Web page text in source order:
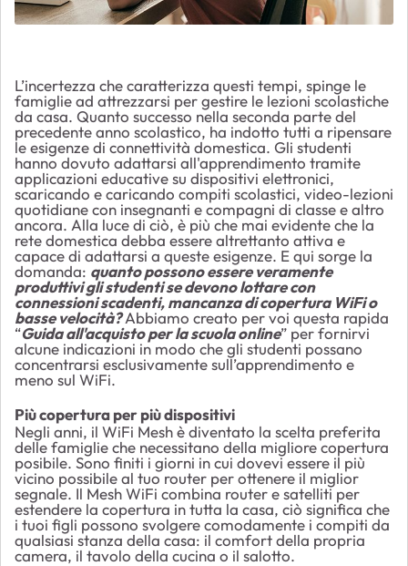
L’incertezza che caratterizza questi tempi, spinge le
famiglie ad attrezzarsi per gestire le lezioni scolastiche
da casa. Quanto successo nella seconda parte del
precedente anno scolastico, ha indotto tutti a ripensare
le esigenze di connettività domestica. Gli studenti
hanno dovuto adattarsi all'apprendimento tramite
applicazioni educative su dispositivi elettronici,
scaricando e caricando compiti scolastici, video-lezioni
quotidiane con insegnanti e compagni di classe e altro
ancora. Alla luce di ciò, è più che mai evidente che la
rete domestica debba essere altrettanto attiva e
capace di adattarsi a queste esigenze. E qui sorge la
domanda: quanto possono essere veramente
produttivi gli studenti se devono lottare con
connessioni scadenti, mancanza di copertura WiFi o
basse velocità?Abbiamo creato per voi questa rapida
“Guida all'acquisto per la scuola online” per fornirvi
alcune indicazioni in modo che gli studenti possano
concentrarsi esclusivamente sull’apprendimento e
meno sul WiFi.
Più copertura per più dispositivi
Negli anni, il WiFi Mesh è diventato la scelta preferita
delle famiglie che necessitano della migliore copertura
posibile. Sono finiti i giorni in cui dovevi essere il più
vicino possibile al tuo router per ottenere il miglior
segnale. Il Mesh WiFi combina router e satelliti per
estendere la copertura in tutta la casa, ciò significa che
i tuoi figli possono svolgere comodamente i compiti da
qualsiasi stanza della casa: il comfort della propria
camera, il tavolo della cucina o il salotto.